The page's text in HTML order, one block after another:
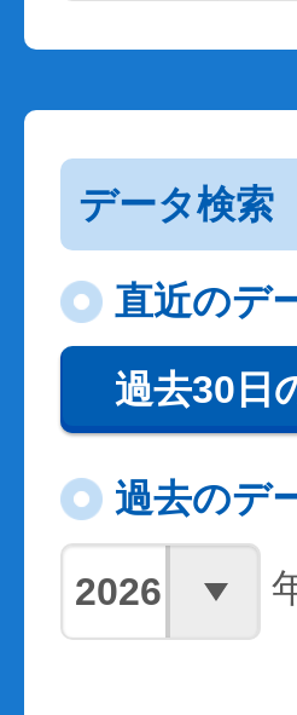
データ検索
直近のデ
過去30日
過去のデ